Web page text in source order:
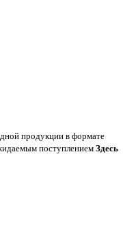
продукции в формате
поступлением Здесь